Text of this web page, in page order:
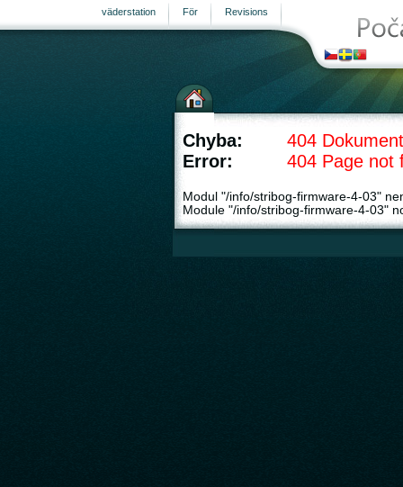
Revisions
För
väderstation
Chyba:
404
Error:
404 Page not
Modul "/info/stribog-firmware-4-03"
Module "/info/stribog-firmware-4-03"